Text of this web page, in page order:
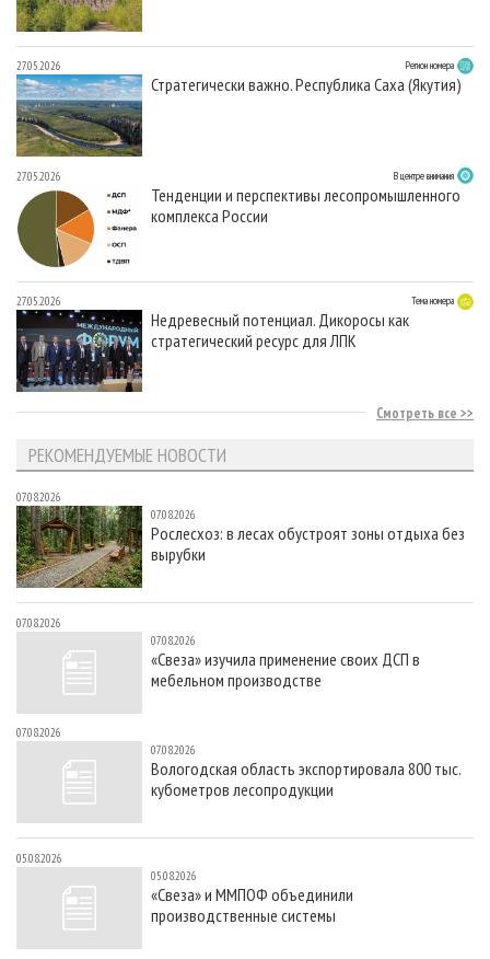
27.05.2026 Регион номера
Стратегически важно. Республика Саха (Якутия)
27.05.2026 В центре внимания
Тенденции и перспективы лесопромышленного
комплекса России
27.05.2026 Тема номера
Недревесный потенциал. Дикоросы как
стратегический ресурс для ЛПК
Смотреть все
РЕКОМЕНДУЕМЫЕ НОВОСТИ
07.08.2026
07.08.2026
Рослесхоз: в лесах обустроят зоны отдыха без
вырубки
07.08.2026
07.08.2026
«Свеза» изучила применение своих ДСП в
мебельном производстве
07.08.2026
07.08.2026
Вологодская область экспортировала 800 тыс.
кубометров лесопродукции
05.08.2026
05.08.2026
«Свеза» и ММПОФ объединили
производственные системы